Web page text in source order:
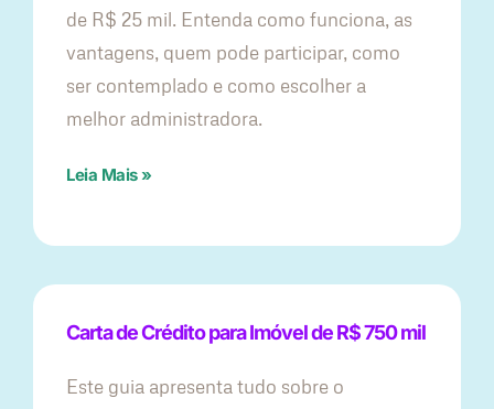
de R$ 25 mil. Entenda como funciona, as
vantagens, quem pode participar, como
ser contemplado e como escolher a
melhor administradora.
Leia Mais »
Carta de Crédito para Imóvel de R$ 750 mil
Este guia apresenta tudo sobre o